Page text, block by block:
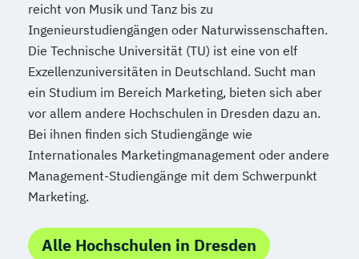
reicht von Musik und Tanz bis zu
Ingenieurstudiengängen oder Naturwissenschaften.
Die Technische Universität (TU) ist eine von elf
Exzellenzuniversitäten in Deutschland. Sucht man
ein Studium im Bereich Marketing, bieten sich aber
vor allem andere Hochschulen in Dresden dazu an.
Bei ihnen finden sich Studiengänge wie
Internationales Marketingmanagement oder andere
Management-Studiengänge mit dem Schwerpunkt
Marketing.
Alle Hochschulen in Dresden